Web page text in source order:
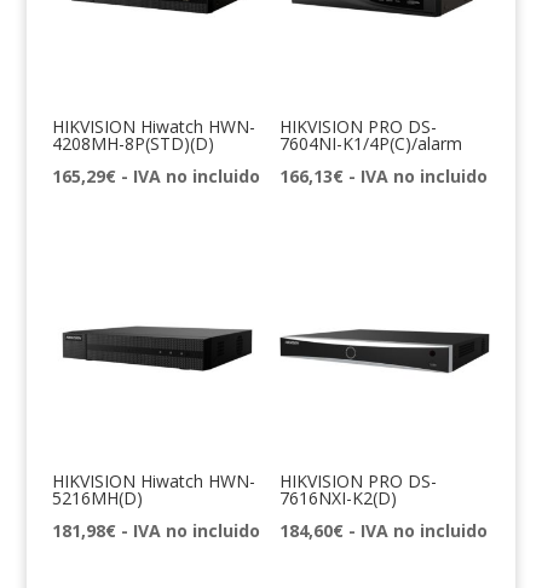
HIKVISION Hiwatch HWN-
4208MH-8P(STD)(D)
165,29€ - IVA no incluido
HIKVISION PRO DS-
7604NI-K1/4P(C)/alarm
166,13€ - IVA no incluido
HIKVISION Hiwatch HWN-
5216MH(D)
181,98€ - IVA no incluido
HIKVISION PRO DS-
7616NXI-K2(D)
184,60€ - IVA no incluido